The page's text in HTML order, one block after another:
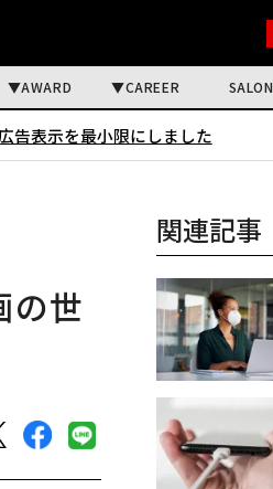
AWARD CAREER SALON
告表示を最小限にしました
の世
関連記事